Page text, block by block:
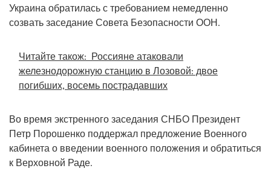
Украина обратилась с требованием немедленно
созвать заседание Совета Безопасности ООН.
Читайте також: Россияне атаковали
железнодорожную станцию в Лозовой: двое
погибших, восемь пострадавших
Во время экстренного заседания СНБО Президент
Петр Порошенко поддержал предложение Военного
кабинета о введении военного положения и обратиться
к Верховной Раде.